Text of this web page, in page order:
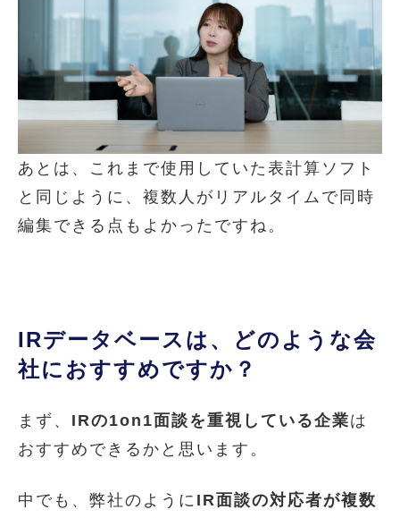
あとは、これまで使用していた表計算ソフト
と同じように、複数人がリアルタイムで同時
編集できる点もよかったですね。
IRデータベースは、どのような会
社におすすめですか？
まず、 IRの1on1面談を重視している企業は
おすすめできるかと思います。
中でも、弊社のように IR面談の対応者が複数